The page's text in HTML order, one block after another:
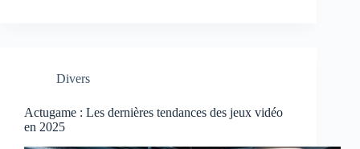
Divers
Actugame : Les dernières tendances des jeux vidéo
en 2025